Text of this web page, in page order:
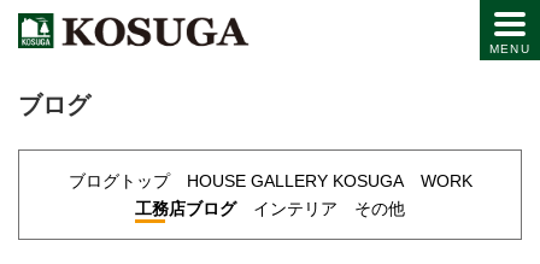
ブログ
ブログトップ HOUSE GALLERY KOSUGA
WORK
工務店ブログ
インテリア その他